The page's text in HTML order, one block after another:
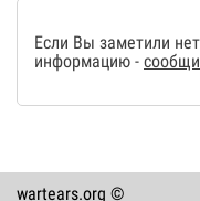
Если Вы заметили
информацию -
wartears.org ©